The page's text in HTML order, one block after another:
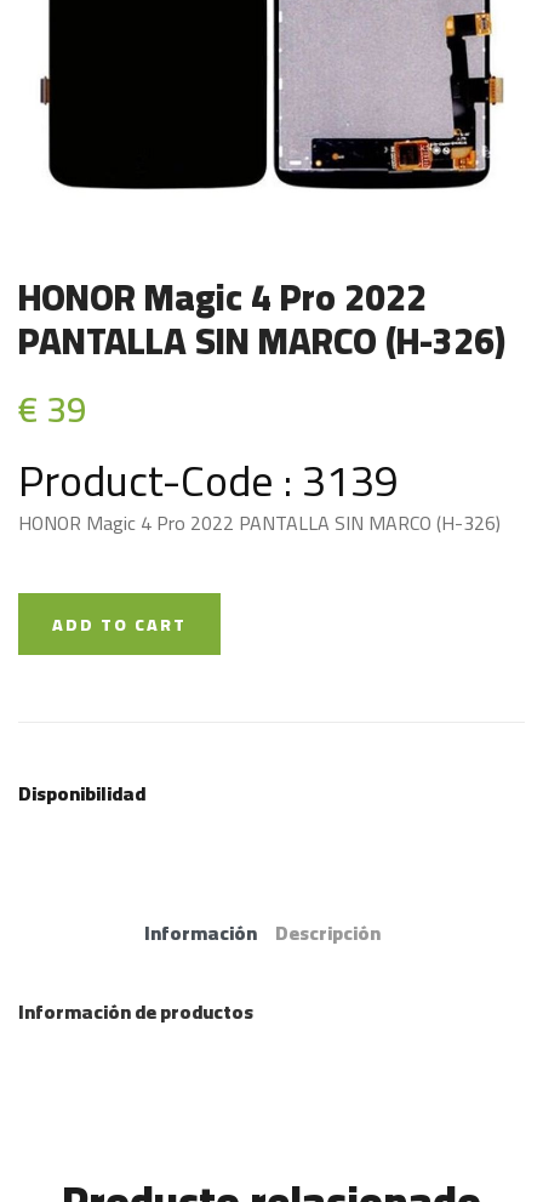
HONOR Magic 4 Pro 2022
PANTALLA SIN MARCO (H-326)
€ 39
Product-Code : 3139
HONOR Magic 4 Pro 2022 PANTALLA SIN MARCO (H-326)
ADD TO CART
Disponibilidad
Información Descripción
Información de productos